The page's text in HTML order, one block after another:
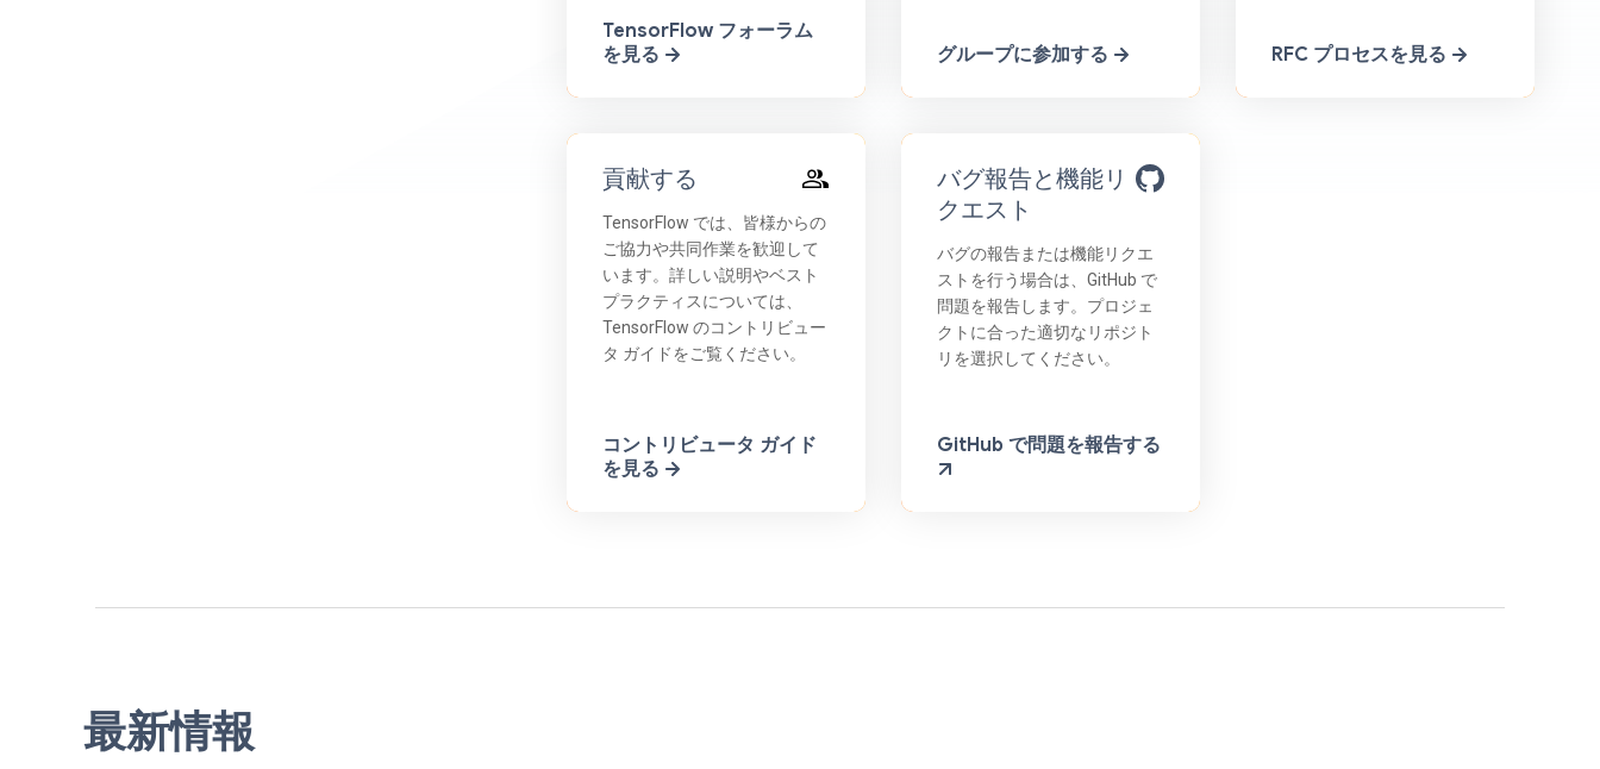
TensorFlow フォーラム
を見る
グループに参加する RFC プロセスを見る
貢献する
TensorFlow では、皆様からの
ご協力や共同作業を歓迎して
います。詳しい説明やベスト
プラクティスについては、
TensorFlow のコントリビュー
タ ガイドをご覧ください。
コントリビュータ ガイド
を見る
バグ報告と機能リ
クエスト
バグの報告または機能リクエ
ストを行う場合は、GitHub で
問題を報告します。プロジェ
クトに合った適切なリポジト
リを選択してください。
GitHub で問題を報告する
最新情報